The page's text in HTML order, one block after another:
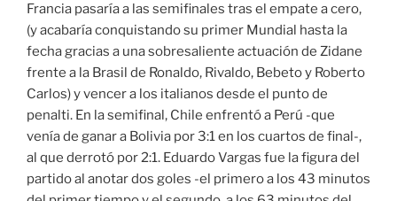
Francia pasaría a las semifinales tras el empate a cero,
(y acabaría conquistando su primer Mundial hasta la
fecha gracias a una sobresaliente actuación de Zidane
frente a la Brasil de Ronaldo, Rivaldo, Bebeto y Roberto
Carlos) y vencer a los italianos desde el punto de
penalti. En la semifinal, Chile enfrentó a Perú -que
venía de ganar a Bolivia por 3:1 en los cuartos de final-,
al que derrotó por 2:1. Eduardo Vargas fue la figura del
partido al anotar dos goles -el primero a los 43 minutos